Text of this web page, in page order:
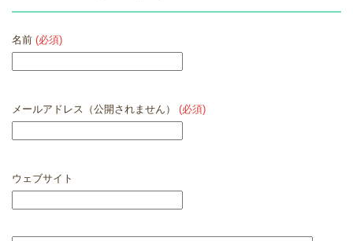
名前 (必須)
メールアドレス（公開されません） (必須)
ウェブサイト